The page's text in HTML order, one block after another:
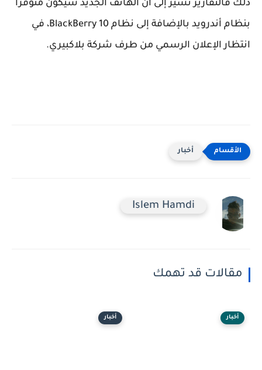
ذلك فالتقارير تشير إلى أن الهاتف الجديد سيكون متوفرا
بنظام أندرويد بالإضافة إلى نظام BlackBerry 10، في
انتظار الإعلان الرسمي من طرف شركة بلاكبيري.
أخبار
Islem Hamdi
مقالات قد تهمك
أخبار أخبار